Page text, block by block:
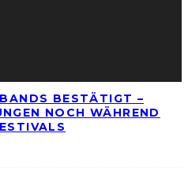
BESTÄTIGT –
NOCH WÄHREND